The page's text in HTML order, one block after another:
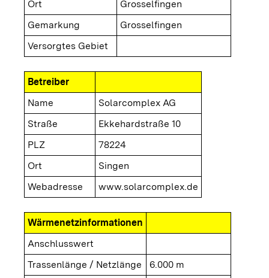
Ort
Grosselfingen
Gemarkung
Grosselfingen
Versorgtes Gebiet
Betreiber
Name
Solarcomplex AG
Straße
Ekkehardstraße 10
PLZ
78224
Ort
Singen
Webadresse
www.solarcomplex.de
Wärmenetzinformationen
Anschlusswert
Trassenlänge / Netzlänge
6.000 m